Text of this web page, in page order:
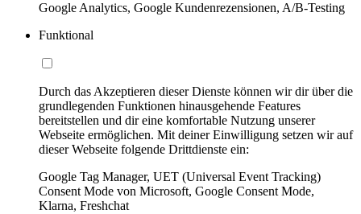
Google Analytics, Google Kundenrezensionen, A/B-Testing
Funktional
Durch das Akzeptieren dieser Dienste können wir dir über die
grundlegenden Funktionen hinausgehende Features
bereitstellen und dir eine komfortable Nutzung unserer
Webseite ermöglichen. Mit deiner Einwilligung setzen wir auf
dieser Webseite folgende Drittdienste ein:
Google Tag Manager, UET (Universal Event Tracking)
Consent Mode von Microsoft, Google Consent Mode,
Klarna, Freshchat